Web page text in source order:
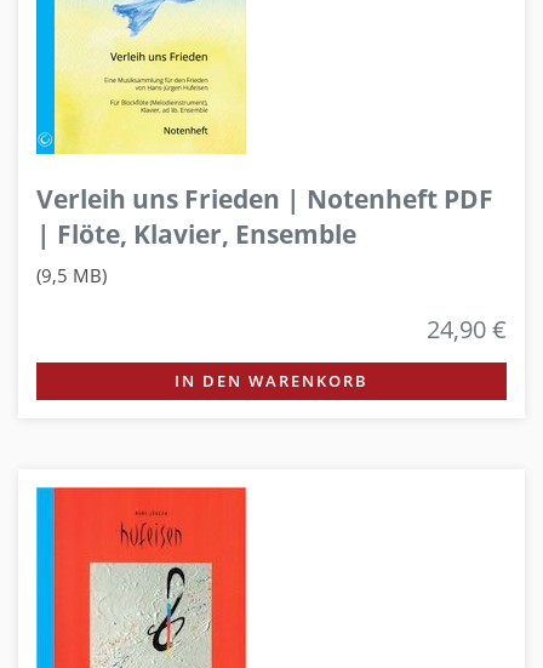
Verleih uns Frieden | Notenheft PDF
| Flöte, Klavier, Ensemble
(9,5 MB)
24,90 €
IN DEN WARENKORB